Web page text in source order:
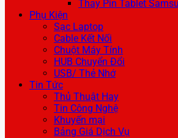
Thay Pin Tablet
Phụ Kiện
Sạc Laptop
Cable Kết Nối
Chuột Máy Tính
HUB Chuyển Đổi
USB/ Thẻ Nhớ
Tin Tức
Thủ Thuật Hay
Tin Công Nghệ
Khuyến mại
Bảng Giá Dịch Vụ